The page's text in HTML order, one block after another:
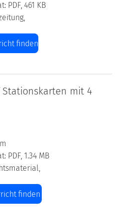
PDF, 461 KB
finden
mit 4
PDF, 1.34 MB
finden